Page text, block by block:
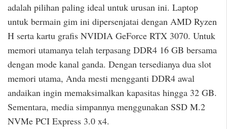
adalah pilihan paling ideal untuk urusan ini. Laptop
untuk bermain gim ini dipersenjatai dengan AMD Ryzen
H serta kartu grafis NVIDIA GeForce RTX 3070. Untuk
memori utamanya telah terpasang DDR4 16 GB bersama
dengan mode kanal ganda. Dengan tersedianya dua slot
memori utama, Anda mesti mengganti DDR4 awal
andaikan ingin memaksimalkan kapasitas hingga 32 GB.
Sementara, media simpannya menggunakan SSD M.2
NVMe PCI Express 3.0 x4.